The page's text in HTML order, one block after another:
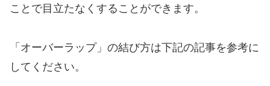
ことで目立たなくすることができます。
「オーバーラップ」の結び方は下記の記事を参考に
してください。